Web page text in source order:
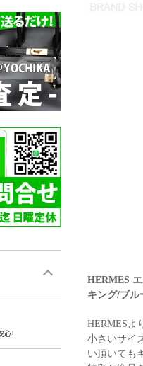
HERMES
キング/ブル
HERMESよ
小さいサイ
い頂いても